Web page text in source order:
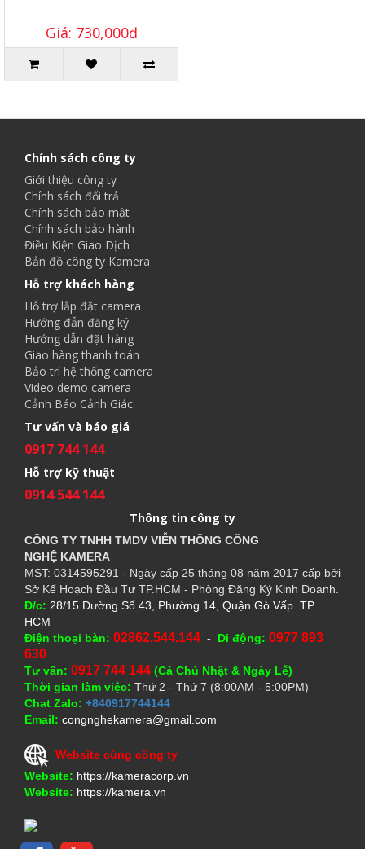
Giá: 730,000đ
Chính sách công ty
Giới thiệu công ty
Chính sách đổi trả
Chính sách bảo mật
Chính sách bảo hành
Điều Kiện Giao Dịch
Bản đồ công ty Kamera
Hỗ trợ khách hàng
Hỗ trợ lắp đặt camera
Hướng đẫn đăng ký
Hướng dẫn đặt hàng
Giao hàng thanh toán
Bảo trì hệ thống camera
Video demo camera
Cảnh Báo Cảnh Giác
Tư vấn và báo giá
0917 744 144
Hỗ trợ kỹ thuật
0914 544 144
Thông tin công ty
CÔNG TY TNHH TMDV VIỄN THÔNG CÔNG
NGHỆ KAMERA
MST: 0314595291 - Ngày cấp 25 tháng 08 năm 2017 cấp bởi
Sở Kế Hoạch Đầu Tư TP.HCM - Phòng Đăng Ký Kinh Doanh.
Đ/c: 28/15 Đường Số 43, Phường 14, Quận Gò Vấp. TP.
HCM
Điện thoại bàn: 02862.544.144 - Di động: 0977 893
630
Tư vấn: 0917 744 144 (Cả Chủ Nhật & Ngày Lễ)
Thời gian làm việc: Thứ 2 - Thứ 7 (8:00AM - 5:00PM)
Chat Zalo: +840917744144
Email: congnghekamera@gmail.com
Website cùng công ty
Website: https://kameracorp.vn
Website: https://kamera.vn